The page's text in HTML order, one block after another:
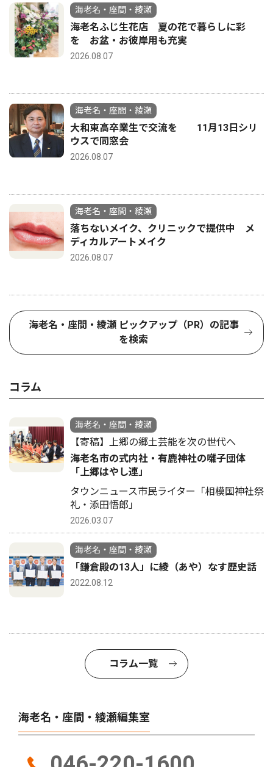
海老名・座間・綾瀬
海老名ふじ生花店 夏の花で暮らしに彩
を お盆・お彼岸用も充実
2026.08.07
海老名・座間・綾瀬
大和東高卒業生で交流を 11月13日シリ
ウスで同窓会
2026.08.07
海老名・座間・綾瀬
落ちないメイク、クリニックで提供中 メ
ディカルアートメイク
2026.08.07
海老名・座間・綾瀬 ピックアップ（PR）の記事
を検索
コラム
海老名・座間・綾瀬
【寄稿】上郷の郷土芸能を次の世代へ
海老名市の式内社・有鹿神社の囃子団体
「上郷はやし連」
タウンニュース市民ライター「相模国神社祭
礼・添田悟郎」
2026.03.07
海老名・座間・綾瀬
「鎌倉殿の13人」に綾（あや）なす歴史話
2022.08.12
コラム一覧
海老名・座間・綾瀬編集室